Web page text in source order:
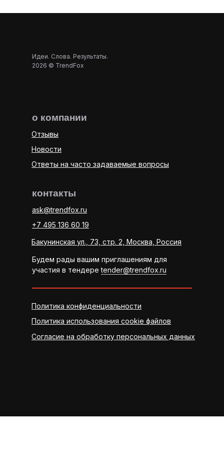
Идеи. Слова. Результаты.
2026 © TrendFox
контакты
о компании
Будем рады вашим приглашениям для
участия в тендереtender@trendfox.ru
Бакунинская ул., 73, стр. 2, Москва, Россия
+7 495 136 60 19
ask@trendfox.ru
Согласие на обработку персональных данных
Политика использования cookie файлов
Политика конфиденциальности
Ответы на часто задаваемые вопросы
Новости
Отзывы